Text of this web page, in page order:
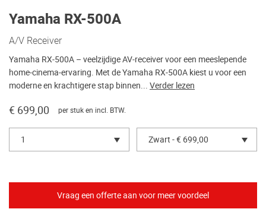
Yamaha RX-500A
A/V Receiver
Yamaha RX‑500A – veelzijdige AV‑receiver voor een meeslepende
home‑cinema‑ervaring. Met de Yamaha RX‑500A kiest u voor een
moderne en krachtigere stap binnen... Verder lezen
€ 699,00 per stuk en incl. BTW.
1 Zwart - € 699,00